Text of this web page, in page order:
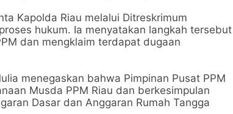
Kapolda Riau melalui Ditreskrimum
hukum. Ia menyatakan langkah tersebut
dan mengklaim terdapat dugaan
menegaskan bahwa Pimpinan Pusat PPM
Musda PPM Riau dan berkesimpulan
Dasar dan Anggaran Rumah Tangga